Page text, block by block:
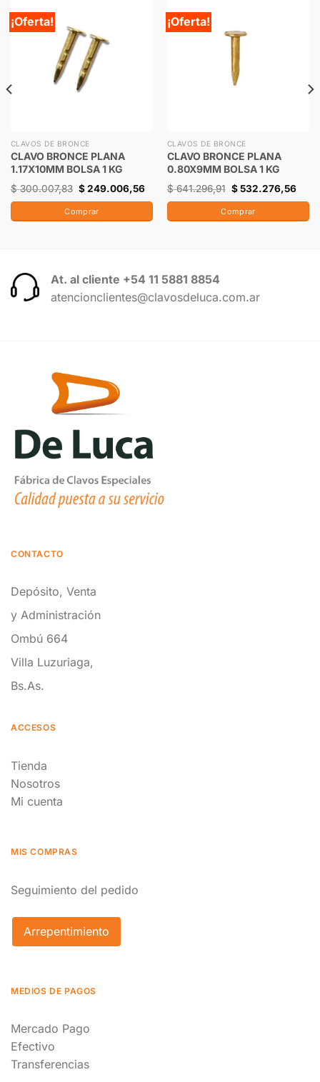
¡Oferta!
CLAVOS DE BRONCE
CLAVO BRONCE PLANA
1.17X10MM BOLSA 1 KG
$300.007,83 $249.006,56
Comprar
¡Oferta!
CLAVOS DE BRONCE
CLAVO BRONCE PLANA
0.80X9MM BOLSA 1 KG
$641.296,91 $532.276,56
Comprar
At. al cliente +54 11 5881 8854
atencionclientes@clavosdeluca.com.ar
CONTACTO
Depósito, Venta
y Administración
Ombú 664
Villa Luzuriaga,
Bs.As.
ACCESOS
Tienda
Nosotros
Mi cuenta
MIS COMPRAS
Seguimiento del pedido
Arrepentimiento
MEDIOS DE PAGOS
Mercado Pago
Efectivo
Transferencias